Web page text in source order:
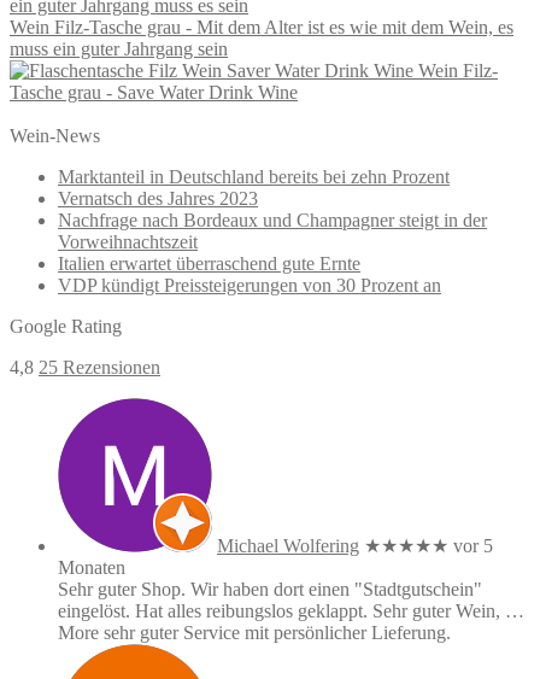
Wein Filz-Tasche grau - Mit dem Alter ist es wie mit dem Wein, es
muss ein guter Jahrgang sein
Wein Filz-
Tasche grau - Save Water Drink Wine
Wein-News
Marktanteil in Deutschland bereits bei zehn Prozent
Vernatsch des Jahres 2023
Nachfrage nach Bordeaux und Champagner steigt in der
Vorweihnachtszeit
Italien erwartet überraschend gute Ernte
VDP kündigt Preissteigerungen von 30 Prozent an
Google Rating
4,8 25 Rezensionen
Michael Wolfering ★★★★★ vor 5
Monaten
Sehr guter Shop. Wir haben dort einen "Stadtgutschein"
eingelöst. Hat alles reibungslos geklappt. Sehr guter Wein, …
More sehr guter Service mit persönlicher Lieferung.